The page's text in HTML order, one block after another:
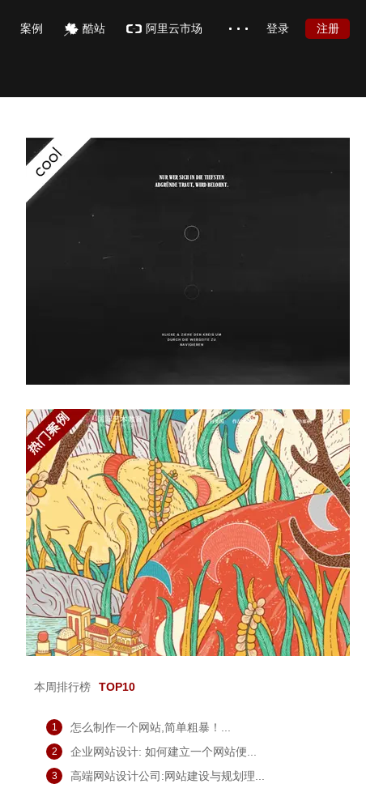
案例 酷站 阿里云市场
博客
品牌故事
在线帮助
登录 注册
本周排行榜 TOP10
1 怎么制作一个网站,简单粗暴！...
2 企业网站设计: 如何建立一个网站便...
3 高端网站设计公司:网站建设与规划理...